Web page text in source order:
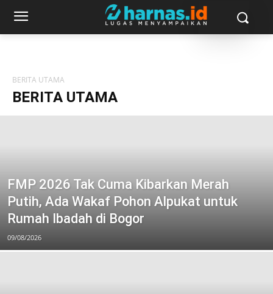
BERITA UTAMA
BERITA UTAMA
FMP 2026 Tak Cuma Kibarkan Merah
Putih, Ada Wakaf Pohon Alpukat untuk
Rumah Ibadah di Bogor
09/08/2026